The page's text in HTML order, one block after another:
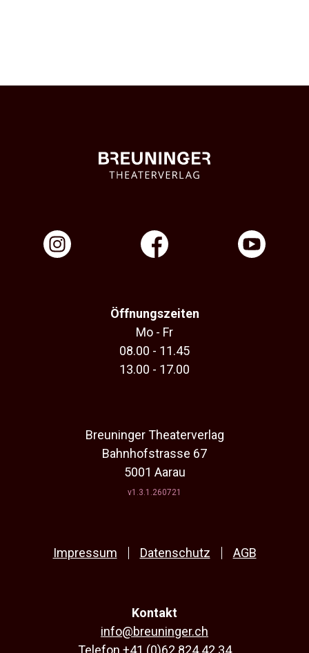
Öffnungszeiten
Mo - Fr
08.00 - 11.45
13.00 - 17.00
Breuninger Theaterverlag
Bahnhofstrasse 67
5001 Aarau
v1.3.1.260721
Impressum Datenschutz AGB
Kontakt
info@breuninger.ch
Telefon +41 (0)62 824 42 34